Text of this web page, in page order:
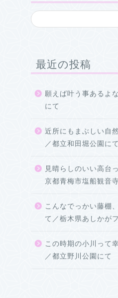
最近の投稿
願えば叶う事あるよ
にて
近所にもまぶしい自
／都立和田堀公園にて
見晴らしのいい高台
京都青梅市塩船観音
こんなでっかい藤棚
て／栃木県あしかが
この時期の小川って
／都立野川公園にて